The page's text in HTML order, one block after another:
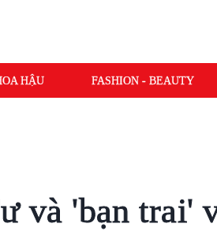
HẬU FASHION - BEAUTY
và 'bạn trai'